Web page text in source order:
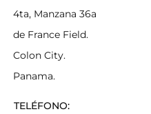
4ta, Manzana 36a
de France Field.
Colon City.
Panama.
TELÉFONO: